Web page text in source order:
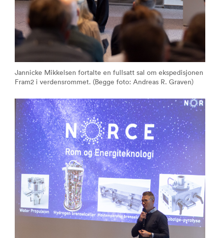
Jannicke Mikkelsen fortalte en fullsatt sal om ekspedisjonen
Fram2 i verdensrommet. (Begge foto: Andreas R. Graven)